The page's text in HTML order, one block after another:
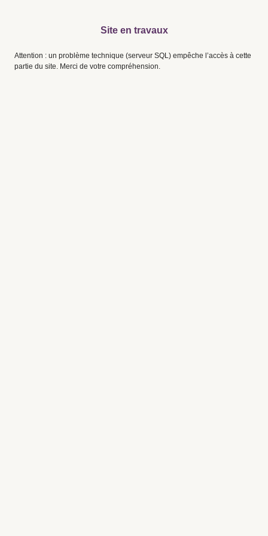
Site en travaux
Attention : un problème technique (serveur SQL) empêche l’accès à cette
partie du site. Merci de votre compréhension.